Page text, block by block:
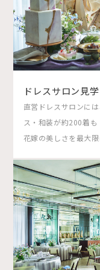
ドレスサロン見学
直営ドレスサロンに
ス・和装が約200着も
花嫁の美しさを最大限